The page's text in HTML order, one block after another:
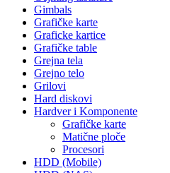
Gimbals
Grafičke karte
Graficke kartice
Grafičke table
Grejna tela
Grejno telo
Grilovi
Hard diskovi
Hardver i Komponente
Grafičke karte
Matične ploče
Procesori
HDD (Mobile)